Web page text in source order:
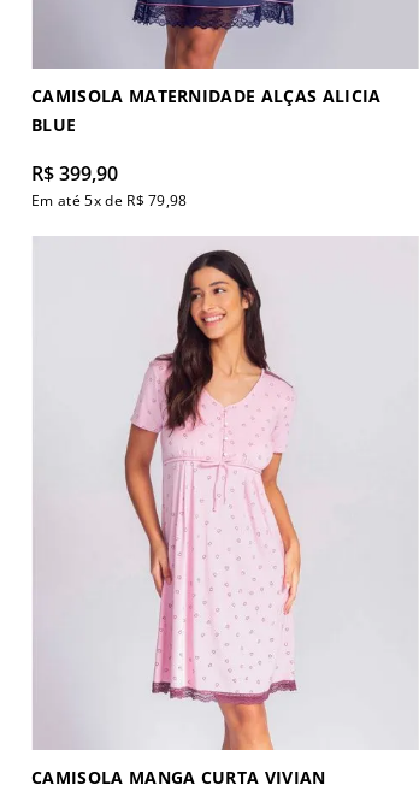
CAMISOLA MATERNIDADE ALÇAS ALICIA
BLUE
R$399,90
Em até5x de R$ 79,98
CAMISOLA MANGA CURTA VIVIAN